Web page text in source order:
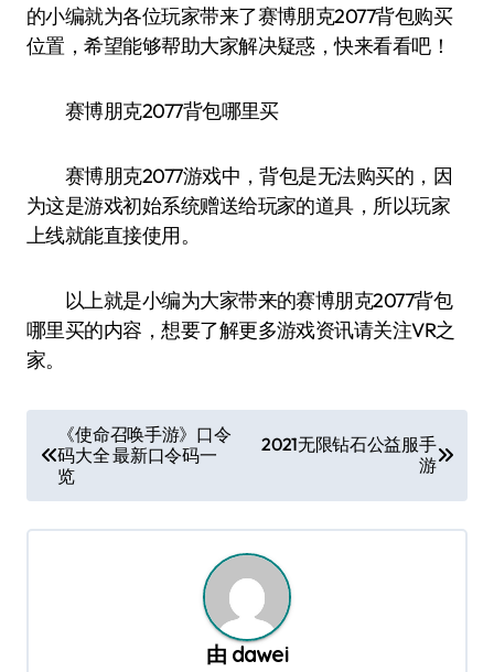
的小编就为各位玩家带来了赛博朋克2077背包购买
位置，希望能够帮助大家解决疑惑，快来看看吧！
赛博朋克2077背包哪里买
赛博朋克2077游戏中，背包是无法购买的，因
为这是游戏初始系统赠送给玩家的道具，所以玩家
上线就能直接使用。
以上就是小编为大家带来的赛博朋克2077背包
哪里买的内容，想要了解更多游戏资讯请关注VR之
家。
章
导
航
《使命召唤手游》口令
码大全 最新口令码一
览
2021无限钻石公益服手
游
由 dawei